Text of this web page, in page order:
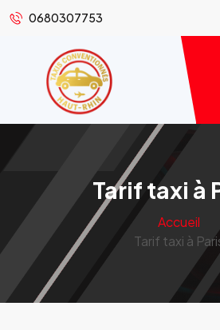
0680307753
Tarif taxi à
Accueil
Tarif taxi à